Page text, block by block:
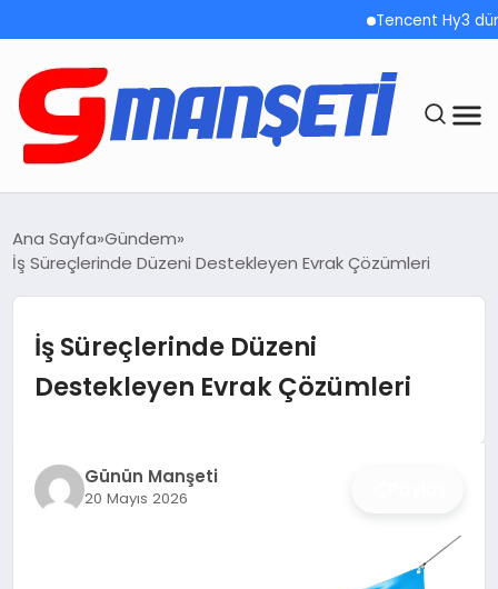
Tencent Hy3 dünya
DEMOLAR
MEGA MENÜ
TEKNOLOJI
İŞ DÜNYASI
Ana Sayfa Gündem
İş Süreçlerinde Düzeni Destekleyen Evrak Çözümleri
İş Süreçlerinde Düzeni
Destekleyen Evrak Çözümleri
Günün Manşeti
20 Mayıs 2026